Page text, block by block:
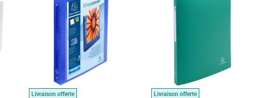
Livraison offerte
Livraison offerte